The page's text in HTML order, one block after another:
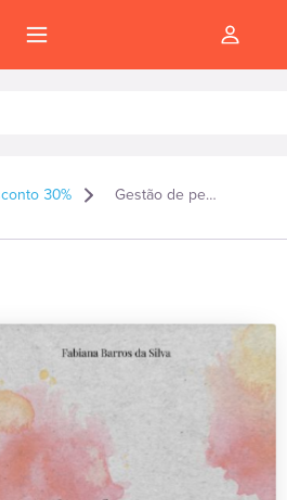
30% Gestão de pessoas no terceiro setor: ênfase em ambientes religiosos